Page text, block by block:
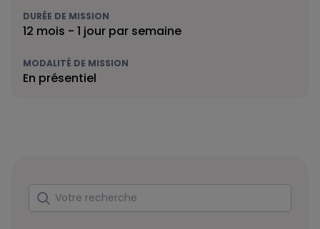
DURÉE DE MISSION
12 mois - 1 jour par semaine
MODALITÉ DE MISSION
En présentiel
Rechercher
Votre recherche